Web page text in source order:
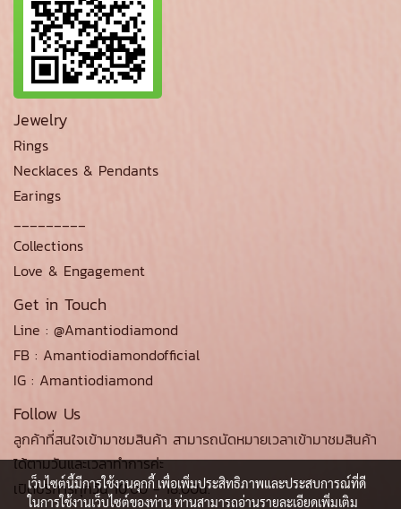
Jewelry
Rings
Necklaces & Pendants
Earings
Collections
Love & Engagement
Get in Touch
Line : @Amantiodiamond
FB : Amantiodiamondofficial
IG : Amantiodiamond
Follow Us
ลูกค้าที่สนใจเข้ามาชมสินค้า สามารถนัดหมายเวลาเข้ามาชมสินค้า
ได้ตามวันและเวลาทำการค่ะ
เปิดบริการทุกวัน 10.00 - 18.00น.
เว็บไซต์นี้มีการใช้งานคุกกี้ เพื่อเพิ่มประสิทธิภาพและประสบการณ์ที่ดี
ในการใช้งานเว็บไซต์ของท่าน ท่านสามารถอ่านรายละเอียดเพิ่มเติม